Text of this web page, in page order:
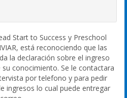
Start to Success y Preschool
está reconociendo que las
la declaración sobre el ingreso
conocimiento. Se le contactara
por telefono y para pedir
ingresos lo cual puede entregar